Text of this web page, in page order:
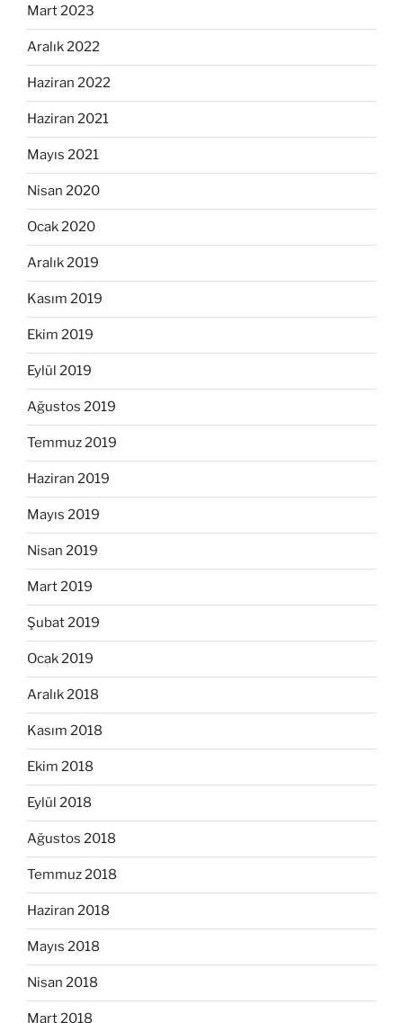
Mart 2023
Aralık 2022
Haziran 2022
Haziran 2021
Mayıs 2021
Nisan 2020
Ocak 2020
Aralık 2019
Kasım 2019
Ekim 2019
Eylül 2019
Ağustos 2019
Temmuz 2019
Haziran 2019
Mayıs 2019
Nisan 2019
Mart 2019
Şubat 2019
Ocak 2019
Aralık 2018
Kasım 2018
Ekim 2018
Eylül 2018
Ağustos 2018
Temmuz 2018
Haziran 2018
Mayıs 2018
Nisan 2018
Mart 2018